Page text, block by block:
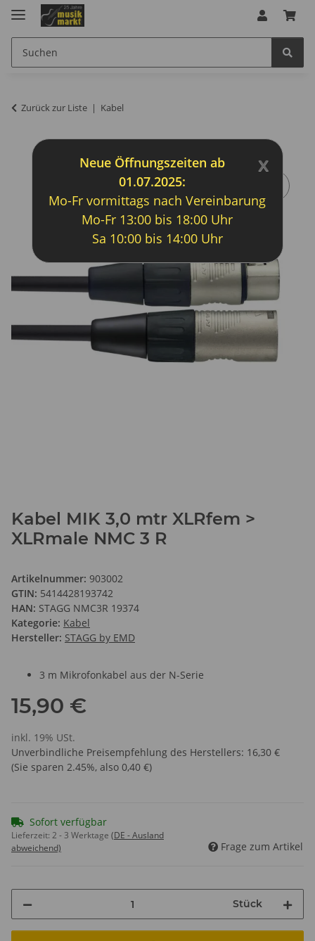
Zurück zur Liste Kabel
Kabel MIK 3,0 mtr XLRfem >
XLRmale NMC 3 R
Artikelnummer: 903002
GTIN: 5414428193742
HAN: STAGG NMC3R 19374
Kategorie: Kabel
Hersteller: STAGG by EMD
3 m Mikrofonkabel aus der N-Serie
15,90 €
inkl. 19% USt.
Unverbindliche Preisempfehlung des Herstellers: 16,30 €
(Sie sparen 2.45%, also 0,40 €)
Sofort verfügbar
Lieferzeit: 2 - 3 Werktage (DE - Ausland
abweichend)
Frage zum Artikel
Stück
x
Neue Öffnungszeiten ab
01.07.2025:
Mo-Fr vormittags nach Vereinbarung
Mo-Fr 13:00 bis 18:00 Uhr
Sa 10:00 bis 14:00 Uhr